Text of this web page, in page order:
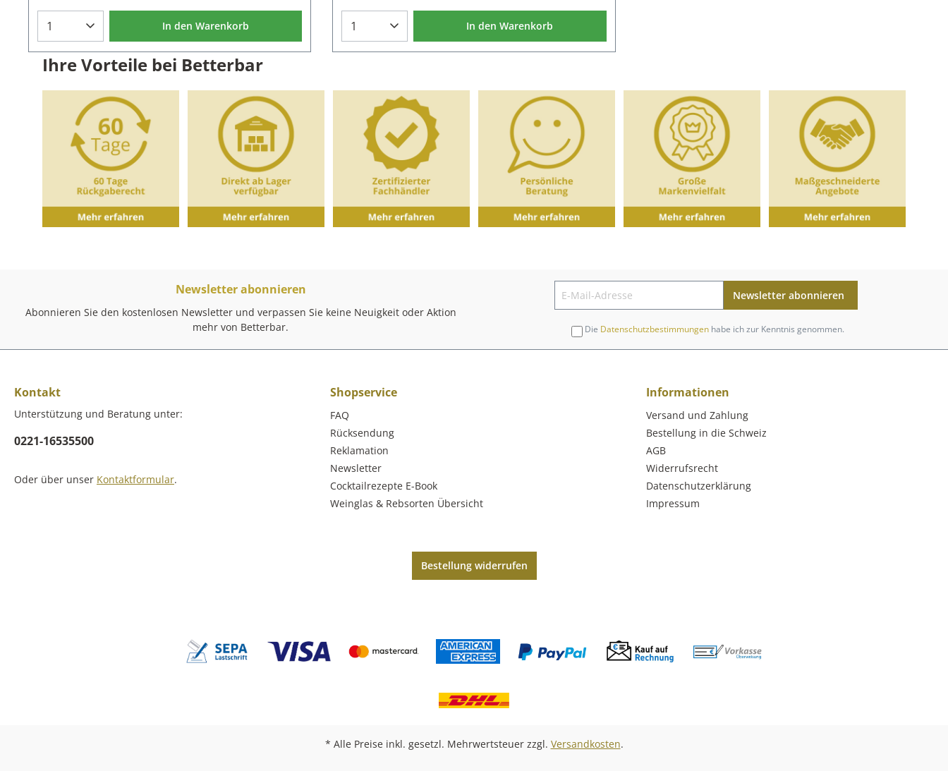
In den Warenkorb In den Warenkorb
Ihre Vorteile bei Betterbar
Newsletter abonnieren
Abonnieren Sie den kostenlosen Newsletter und verpassen Sie keine Neuigkeit oder Aktion
mehr von Betterbar.
Newsletter abonnieren
Die Datenschutzbestimmungenhabe ich zur Kenntnis genommen.
Kontakt
Unterstützung und Beratung unter:
0221-16535500
Oder über unser Kontaktformular.
Shopservice
FAQ
Rücksendung
Reklamation
Newsletter
Cocktailrezepte E-Book
Weinglas & Rebsorten Übersicht
Informationen
Versand und Zahlung
Bestellung in die Schweiz
AGB
Widerrufsrecht
Datenschutzerklärung
Impressum
Bestellung widerrufen
* Alle Preise inkl. gesetzl. Mehrwertsteuer zzgl. Versandkosten.